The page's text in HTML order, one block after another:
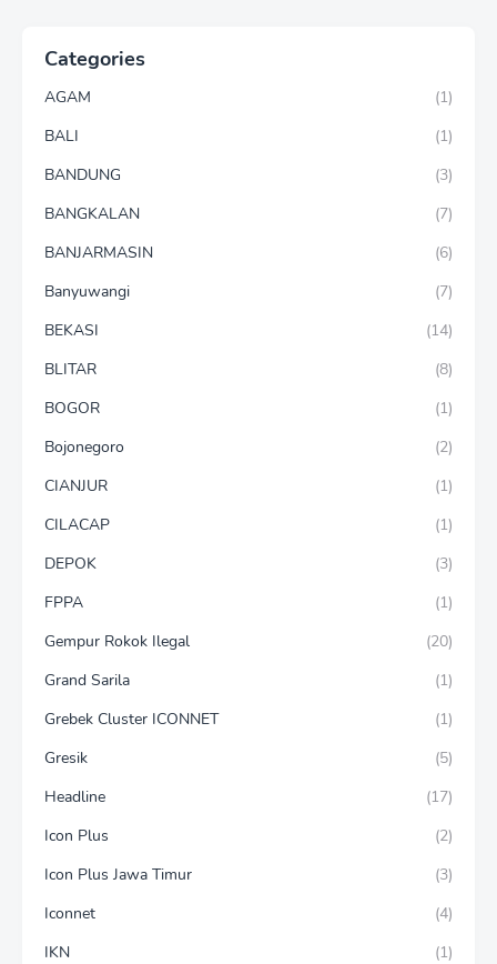
Categories
AGAM
(1)
BALI
(1)
BANDUNG
(3)
BANGKALAN
(7)
BANJARMASIN
(6)
Banyuwangi
(7)
BEKASI
(14)
BLITAR
(8)
BOGOR
(1)
Bojonegoro
(2)
CIANJUR
(1)
CILACAP
(1)
DEPOK
(3)
FPPA
(1)
Gempur Rokok Ilegal
(20)
Grand Sarila
(1)
Grebek Cluster ICONNET
(1)
Gresik
(5)
Headline
(17)
Icon Plus
(2)
Icon Plus Jawa Timur
(3)
Iconnet
(4)
IKN
(1)